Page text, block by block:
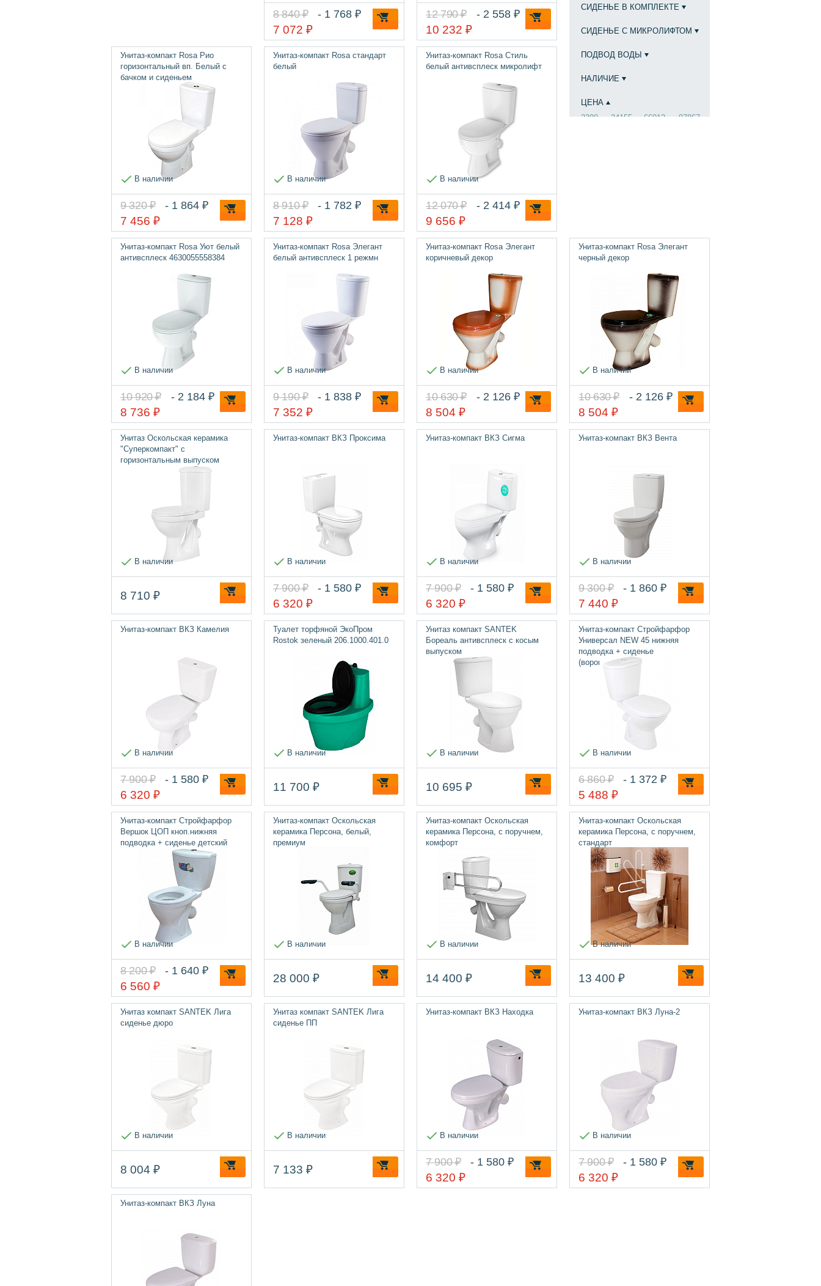
СИДЕНЬЕ В КОМПЛЕКТЕ
СИДЕНЬЕ С МИКРОЛИФТОМ
ПОДВОД ВОДЫ
НАЛИЧИЕ
ЦЕНА
2300
34155 66012 97867
8 840 ₽ - 1 768 ₽
7 072 ₽
12 790 ₽ - 2 558 ₽
10 232 ₽
Унитаз-компакт Rosa Рио
горизонтальный вп. Белый с
бачком и сиденьем
В наличии
9 320 ₽ - 1 864 ₽
7 456 ₽
Унитаз-компакт Rosa стандарт
белый
В наличии
8 910 ₽ - 1 782 ₽
7 128 ₽
Унитаз-компакт Rosa Стиль
белый антивсплеск микролифт
В наличии
12 070 ₽ - 2 414 ₽
9 656 ₽
Унитаз-компакт Rosa Уют белый
антивсплеск 4630055558384
В наличии
10 920 ₽ - 2 184 ₽
8 736 ₽
Унитаз-компакт Rosa Элегант
белый антивсплеск 1 режмн
В наличии
9 190 ₽ - 1 838 ₽
7 352 ₽
Унитаз-компакт Rosa Элегант
коричневый декор
В наличии
10 630 ₽ - 2 126 ₽
8 504 ₽
Унитаз-компакт Rosa Элегант
черный декор
В наличии
10 630 ₽ - 2 126 ₽
8 504 ₽
Унитаз Оскольская керамика
"Суперкомпакт" с
горизонтальным выпуском
В наличии
8 710 ₽
Унитаз-компакт ВКЗ Проксима
В наличии
7 900 ₽ - 1 580 ₽
6 320 ₽
Унитаз-компакт ВКЗ Сигма
В наличии
7 900 ₽ - 1 580 ₽
6 320 ₽
Унитаз-компакт ВКЗ Вента
В наличии
9 300 ₽ - 1 860 ₽
7 440 ₽
Унитаз-компакт ВКЗ Камелия
В наличии
7 900 ₽ - 1 580 ₽
6 320 ₽
Туалет торфяной ЭкоПром
Rostok зеленый 206.1000.401.0
В наличии
11 700 ₽
Унитаз компакт SANTEK
Бореаль антивсплеск с косым
выпуском
В наличии
10 695 ₽
Унитаз-компакт Стройфарфор
Универсал NEW 45 нижняя
подводка + сиденье
(воронкообразная чаша)
В наличии
6 860 ₽ - 1 372 ₽
5 488 ₽
Унитаз-компакт Стройфарфор
Вершок ЦОП кноп.нижняя
подводка + сиденье детский
В наличии
8 200 ₽ - 1 640 ₽
6 560 ₽
Унитаз-компакт Оскольская
керамика Персона, белый,
премиум
В наличии
28 000 ₽
Унитаз-компакт Оскольская
керамика Персона, с поручнем,
комфорт
В наличии
14 400 ₽
Унитаз-компакт Оскольская
керамика Персона, с поручнем,
стандарт
В наличии
13 400 ₽
Унитаз компакт SANTEK Лига
сиденье дюро
В наличии
8 004 ₽
Унитаз компакт SANTEK Лига
сиденье ПП
В наличии
7 133 ₽
Унитаз-компакт ВКЗ Находка
В наличии
7 900 ₽ - 1 580 ₽
6 320 ₽
Унитаз-компакт ВКЗ Луна-2
В наличии
7 900 ₽ - 1 580 ₽
6 320 ₽
Унитаз-компакт ВКЗ Луна